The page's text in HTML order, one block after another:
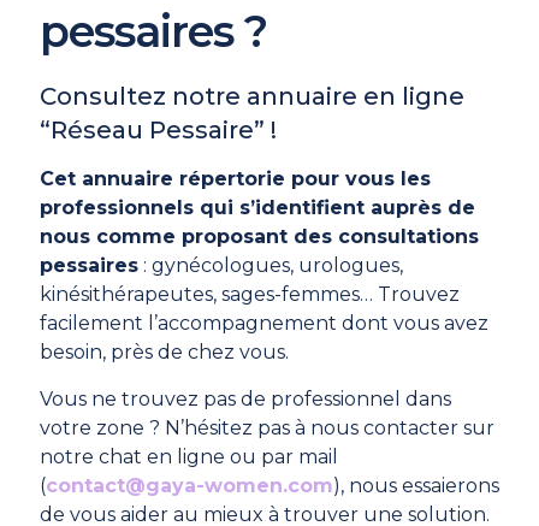
pessaires ?
Consultez notre annuaire en ligne
“Réseau Pessaire” !
Cet annuaire répertorie pour vous les
professionnels qui s’identifient auprès de
nous comme proposant des consultations
pessaires : gynécologues, urologues,
kinésithérapeutes, sages-femmes… Trouvez
facilement l’accompagnement dont vous avez
besoin, près de chez vous.
Vous ne trouvez pas de professionnel dans
votre zone ? N’hésitez pas à nous contacter sur
notre chat en ligne ou par mail
(contact@gaya-women.com), nous essaierons
de vous aider au mieux à trouver une solution.